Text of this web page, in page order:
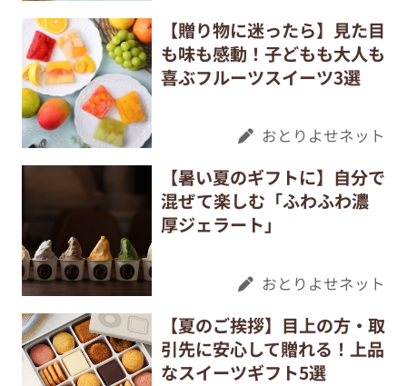
【贈り物に迷ったら】見た目
も味も感動！子どもも大人も
喜ぶフルーツスイーツ3選
おとりよせネット
【暑い夏のギフトに】自分で
混ぜて楽しむ「ふわふわ濃
厚ジェラート」
おとりよせネット
【夏のご挨拶】目上の方・取
引先に安心して贈れる！上品
なスイーツギフト5選